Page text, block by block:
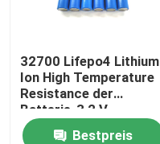
32700 Lifepo4 Lithium
Ion High Temperature
Resistance der
Batterie-3,2 V
6000mah
Bestpreis